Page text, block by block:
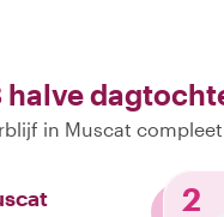
halve
in Muscat
2